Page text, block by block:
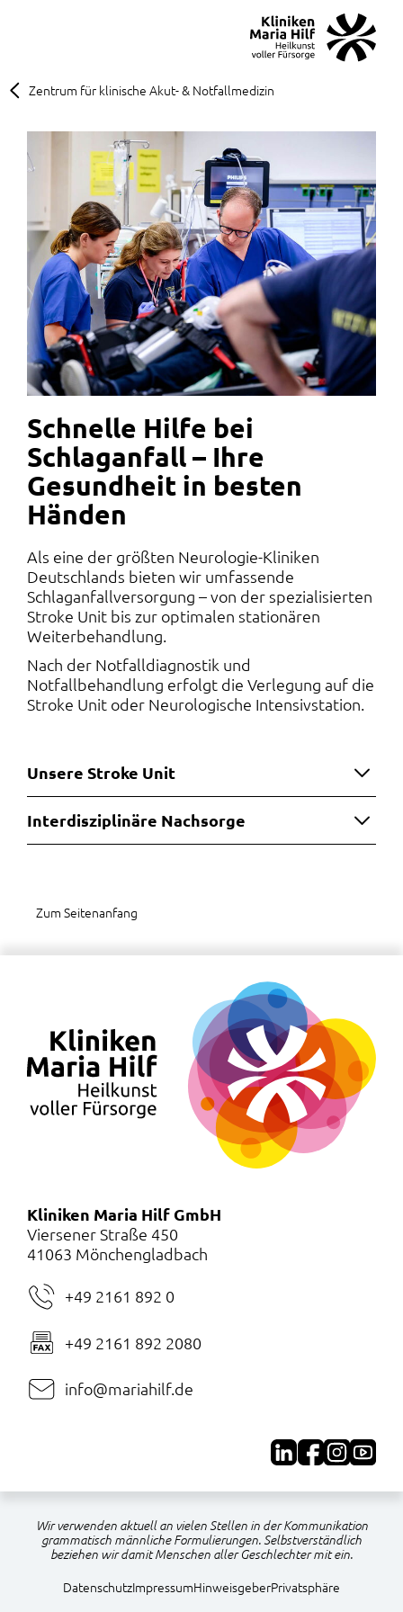
Zentrum für klinische Akut- & Notfallmedizin
Schnelle Hilfe bei
Schlaganfall – Ihre
Gesundheit in besten
Händen
Als eine der größten Neurologie-Kliniken
Deutschlands bieten wir umfassende
Schlaganfallversorgung – von der spezialisierten
Stroke Unit bis zur optimalen stationären
Weiterbehandlung.
Nach der Notfalldiagnostik und
Notfallbehandlung erfolgt die Verlegung auf die
Stroke Unit oder Neurologische Intensivstation.
Unsere Stroke Unit
Interdisziplinäre Nachsorge
Zum Seitenanfang
Kliniken Maria Hilf GmbH
Viersener Straße 450
41063 Mönchengladbach
+49 2161 892 0
+49 2161 892 2080
info@mariahilf.de
Wir verwenden aktuell an vielen Stellen in der Kommunikation
grammatisch männliche Formulierungen. Selbstverständlich
beziehen wir damit Menschen aller Geschlechter mit ein.
NavigationDatenschutzImpressumHinweisgeberPrivatsphäre